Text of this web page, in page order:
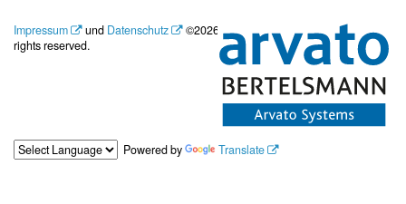
Impressum und Datenschutz
©2026 Arvato Systems Digital GmbH. All
rights reserved.
Powered by Translate